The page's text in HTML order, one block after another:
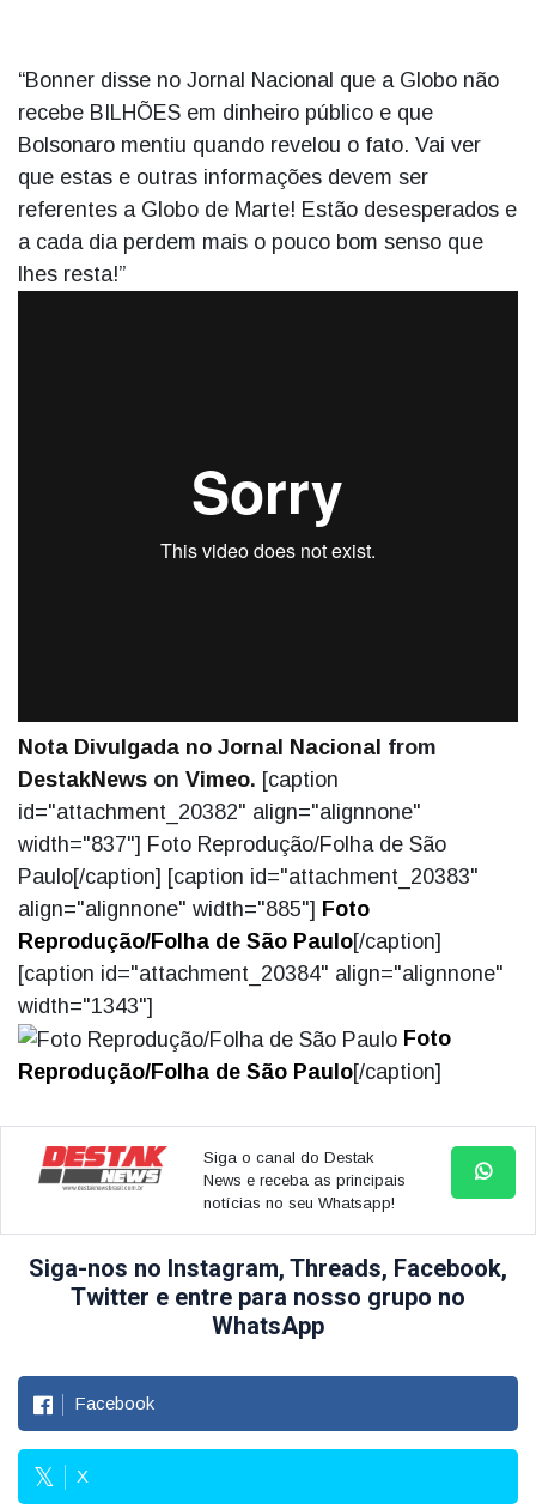
“Bonner disse no Jornal Nacional que a Globo não
recebe BILHÕES em dinheiro público e que
Bolsonaro mentiu quando revelou o fato. Vai ver
que estas e outras informações devem ser
referentes a Globo de Marte! Estão desesperados e
a cada dia perdem mais o pouco bom senso que
lhes resta!”
Nota Divulgada no Jornal Nacional from
DestakNews on Vimeo. [caption
id="attachment_20382" align="alignnone"
width="837"] Foto Reprodução/Folha de São
Paulo[/caption] [caption id="attachment_20383"
align="alignnone" width="885"] Foto
Reprodução/Folha de São Paulo[/caption]
[caption id="attachment_20384" align="alignnone"
width="1343"]
Foto
Reprodução/Folha de São Paulo[/caption]
Siga o canal do Destak
News e receba as principais
notícias no seu Whatsapp!
Siga-nos no Instagram, Threads, Facebook,
Twitter e entre para nosso grupo no
WhatsApp
Facebook
X